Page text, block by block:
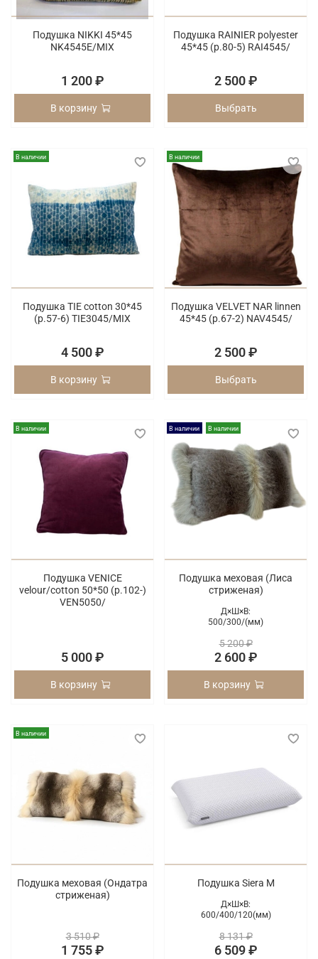
Подушка NIKKI 45*45
NK4545E/MIX
1 200 ₽
В корзину
Подушка RAINIER polyester
45*45 (p.80-5) RAI4545/
2 500 ₽
Выбрать
В наличии
Подушка TIE cotton 30*45
(p.57-6) TIE3045/MIX
4 500 ₽
В корзину
В наличии
Подушка VELVET NAR linnen
45*45 (p.67-2) NAV4545/
2 500 ₽
Выбрать
В наличии
Подушка VENICE
velour/cotton 50*50 (p.102-)
VEN5050/
5 000 ₽
В корзину
В наличии В наличии
Подушка меховая (Лиса
стриженая)
Д×Ш×В:
500/300/(мм)
5 200 ₽
2 600 ₽
В корзину
В наличии
Подушка меховая (Ондатра
стриженая)
3 510 ₽
1 755 ₽
Подушка Siera M
Д×Ш×В:
600/400/120(мм)
8 131 ₽
6 509 ₽